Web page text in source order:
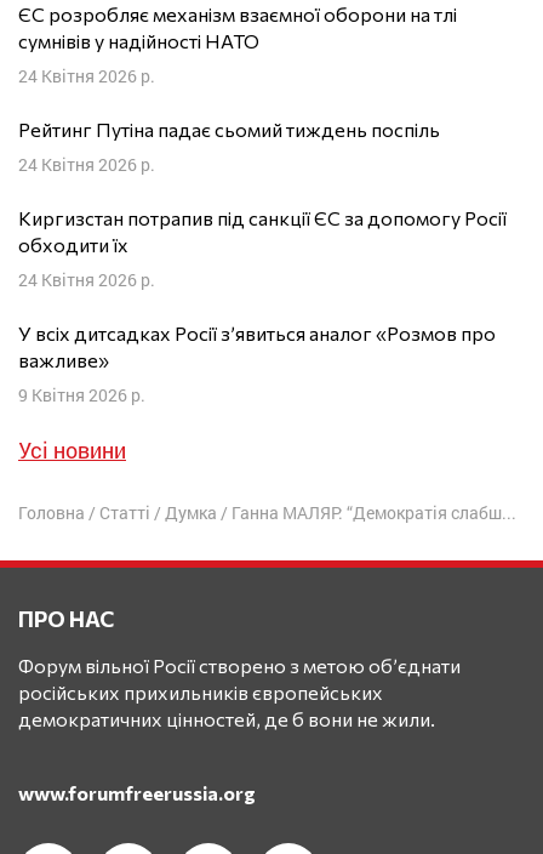
ЄС розробляє механізм взаємної оборони на тлі
сумнівів у надійності НАТО
24 Квітня 2026 р.
Рейтинг Путіна падає сьомий тиждень поспіль
24 Квітня 2026 р.
Киргизстан потрапив під санкції ЄС за допомогу Росії
обходити їх
24 Квітня 2026 р.
У всіх дитсадках Росії з’явиться аналог «Розмов про
важливе»
9 Квітня 2026 р.
Усі новини
Головна / Статті / Думка / Ганна МАЛЯР: “Демократія слабша у війні за тоталітарний режим”
ПРО НАС
Форум вільної Росії створено з метою об’єднати
російських прихильників європейських
демократичних цінностей, де б вони не жили.
www.forumfreerussia.org